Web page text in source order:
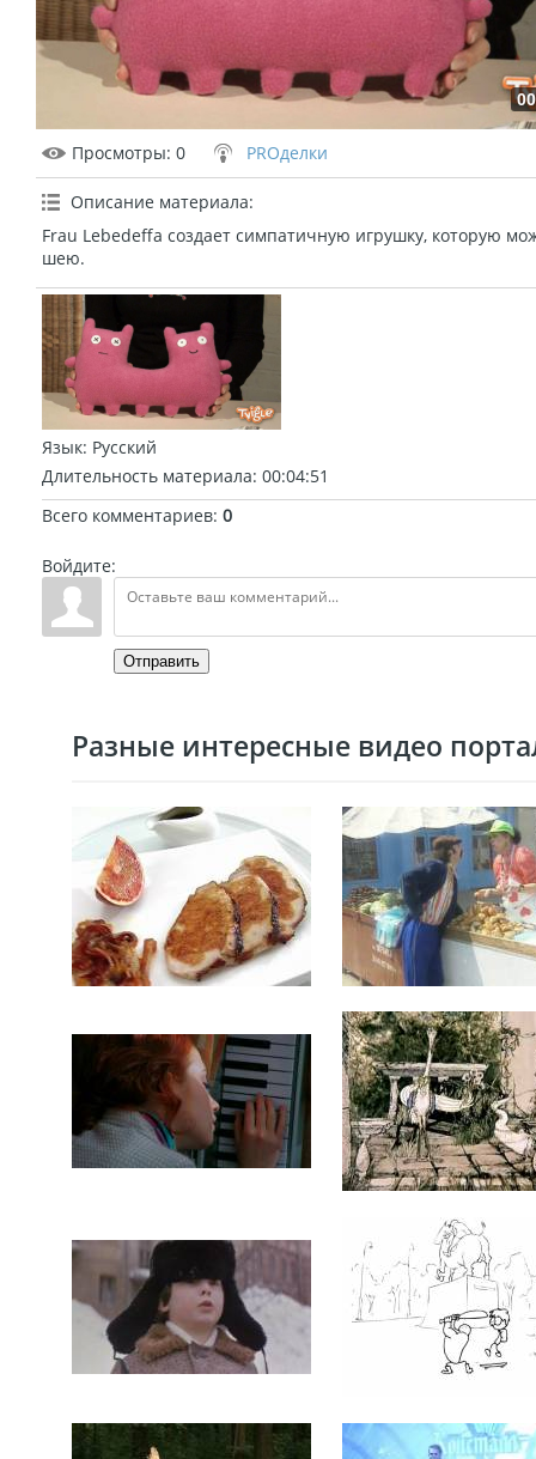
Просмотры: 0 PROделки
Описание материала:
Frau Lebedeffa создает симпатичную игрушку, которую
шею.
Язык: Русский
Длительность материала: 00:04:51
Всего комментариев: 0
Войдите:
Отправить
Разные интересные видео